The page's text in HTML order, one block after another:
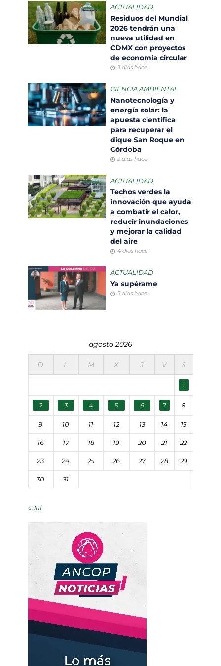
ACTUALIDAD
Residuos del Mundial
2026 tendrán una
nueva utilidad en
CDMX con proyectos
de economía circular
3 días hace
CIENCIA AMBIENTAL
Nanotecnología y
energía solar: la
apuesta científica
para recuperar el
dique San Roque en
Córdoba
3 días hace
ACTUALIDAD
Techos verdes la
innovación que ayuda
a combatir el calor,
reducir inundaciones
y mejorar la calidad
del aire
4 días hace
ACTUALIDAD
Ya supérame
5 días hace
agosto 2026
D L M X J V S
1
2 3 4 5 6 7 8
9 10 11 12 13 14 15
16 17 18 19 20 21 22
23 24 25 26 27 28 29
30 31
« Jul